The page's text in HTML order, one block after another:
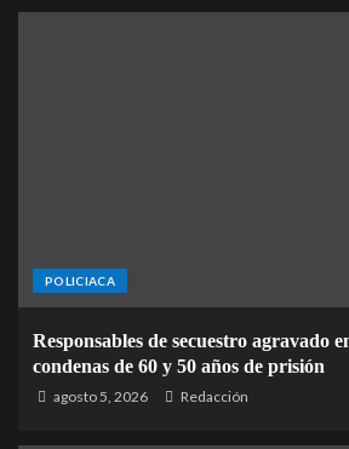
POLICIACA
Responsables de secuestro agravado
condenas de 60 y 50 años de prisión
agosto 5, 2026 Redacción